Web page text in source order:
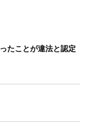
たことが違法と認定